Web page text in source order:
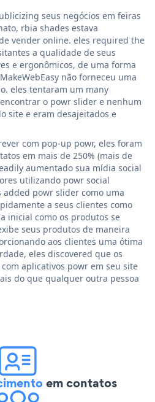
seus negócios em feiras
rbia shades estava
vender online. eles required the
a qualidade de seus
e ergonômicos, de uma forma
não forneceu uma
eles tentaram um many
o powr slider e nenhum
site e eram desajeitados e
com pop-up powr, eles foram
em mais de 250% (mais de
aumentado sua mídia social
utilizando powr social
powr slider como uma
a seus clientes como
inicial como os produtos se
seus produtos de maneira
aos clientes uma ótima
eles discovered que os
aplicativos powr em seu site
do que qualquer outra pessoa
em contatos